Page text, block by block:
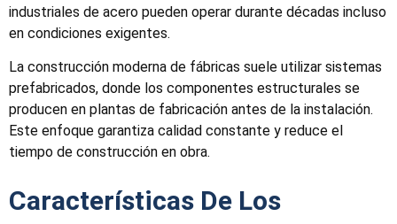
industriales de acero pueden operar durante décadas incluso
en condiciones exigentes.
La construcción moderna de fábricas suele utilizar sistemas
prefabricados, donde los componentes estructurales se
producen en plantas de fabricación antes de la instalación.
Este enfoque garantiza calidad constante y reduce el
tiempo de construcción en obra.
Características De Los